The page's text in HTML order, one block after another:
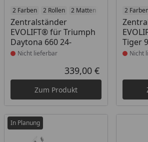
2 Farben 2 Rollen 2 Matten 2 Racetrack-
Zentralständer
EVOLIFT® für Triumph
Daytona 660 24-
Produkt nicht lieferbar
Nicht lieferbar
Aktueller Preis
339,00 €
Zum Produkt
2
Tiger
Nicht
In Planung